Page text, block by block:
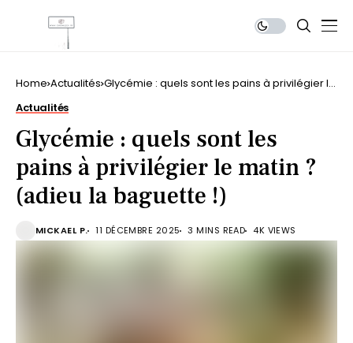
Home Actualités Glycémie : quels sont les pains à privilégier le
Actualités
Glycémie : quels sont les
pains à privilégier le matin ?
(adieu la baguette !)
MICKAEL P. 11 DÉCEMBRE 2025 3 MINS READ 4K VIEWS